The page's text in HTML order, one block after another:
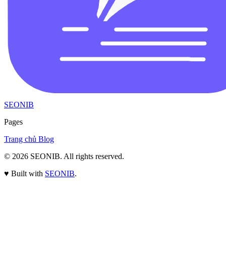
SEONIB
Pages
Trang chủ Blog
© 2026 SEONIB. All rights reserved.
♥ Built with SEONIB.